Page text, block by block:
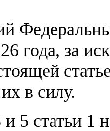
года, за
в силу.
5 статьи 1